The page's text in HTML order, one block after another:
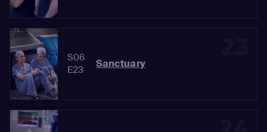
S06
E23
Sanctuary